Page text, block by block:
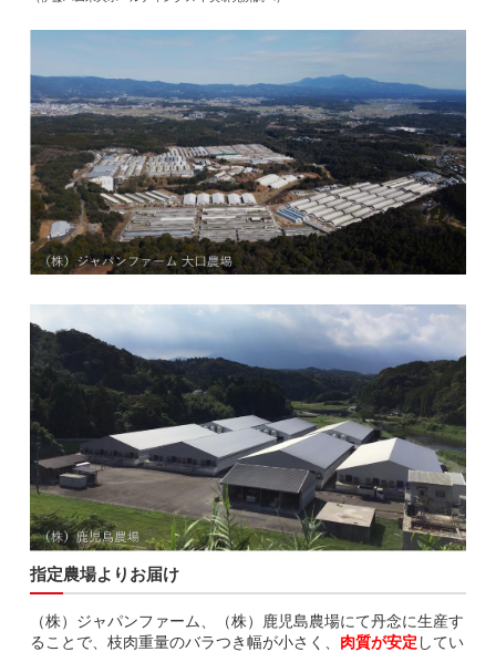
指定農場よりお届け
（株）ジャパンファーム、（株）鹿児島農場にて丹念に生産す
ることで、枝肉重量のバラつき幅が小さく、 肉質が安定 してい